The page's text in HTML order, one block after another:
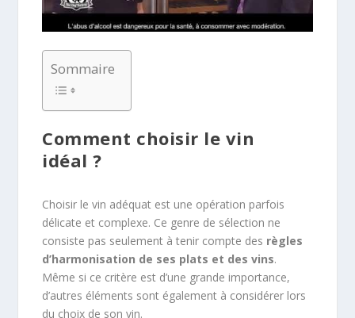
Sommaire
Comment choisir le vin
idéal ?
Choisir le vin adéquat est une opération parfois
délicate et complexe. Ce genre de sélection ne
consiste pas seulement à tenir compte des règles
d’harmonisation de ses plats et des vins.
Même si ce critère est d’une grande importance,
d’autres éléments sont également à considérer lors
du choix de son vin.